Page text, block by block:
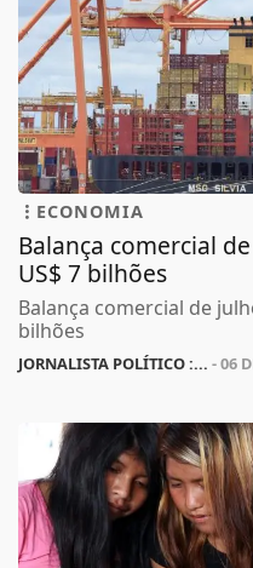
ECONOMIA
Balança comercial
US$ 7 bilhões
Balança comercial de
bilhões
JORNALISTA POLÍTICO :... - 06